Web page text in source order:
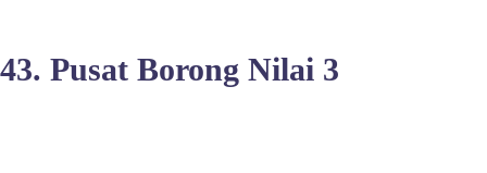
43. Pusat Borong Nilai 3